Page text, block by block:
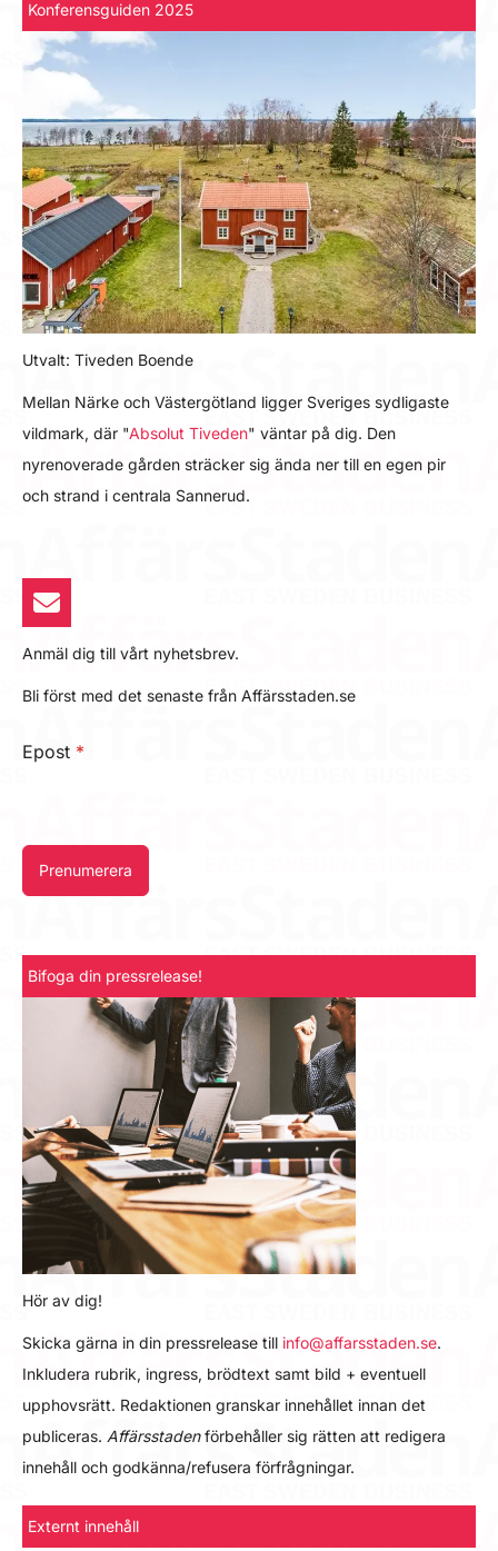
Konferensguiden 2025
Utvalt: Tiveden Boende
Mellan Närke och Västergötland ligger Sveriges sydligaste
vildmark, där "Absolut Tiveden" väntar på dig. Den
nyrenoverade gården sträcker sig ända ner till en egen pir
och strand i centrala Sannerud.
Anmäl dig till vårt nyhetsbrev.
Bli först med det senaste från Affärsstaden.se
Epost *
Prenumerera
Bifoga din pressrelease!
Hör av dig!
Skicka gärna in din pressrelease till info@affarsstaden.se.
Inkludera rubrik, ingress, brödtext samt bild + eventuell
upphovsrätt. Redaktionen granskar innehållet innan det
publiceras. Affärsstadenförbehåller sig rätten att redigera
innehåll och godkänna/refusera förfrågningar.
Externt innehåll